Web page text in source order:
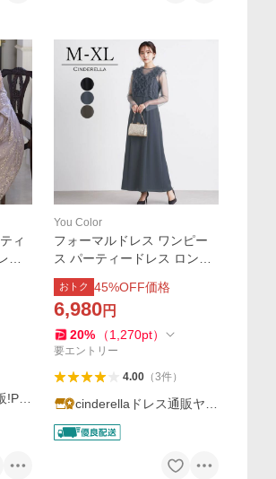
ィ
ス
ル
大
き
You Color
フォーマルドレス ワンピー
ス パーティードレス ロング
丈 ミモレ丈 レディース ドレ
ス 3点セット セレモニードレ
ス フェミニン 長袖 チュール
フリル ycpt85
おトク 45%OFF価格
6,980円
20% （1,270pt）
要エントリー
4.00（3件）
cinderellaドレス通販ヤフ
ー店